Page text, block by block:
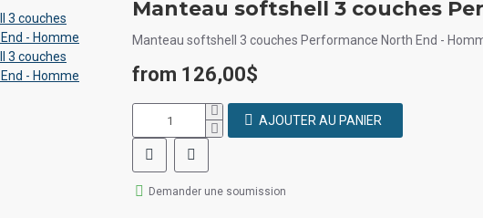
Manteau softshell 3 couches Performance North End -
from 126,00$
AJOUTER AU PANIER
Demander une soumission